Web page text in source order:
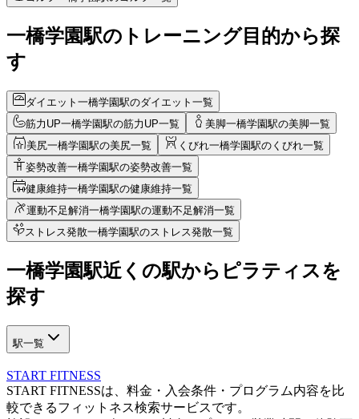
一橋学園駅のトレーニング目的から探
す
ダイエット 一橋学園駅のダイエット一覧
筋力UP一橋学園駅の筋力UP一覧 美脚一橋学園駅の美脚一覧
美尻一橋学園駅の美尻一覧 くびれ一橋学園駅のくびれ一覧
姿勢改善一橋学園駅の姿勢改善一覧
健康維持一橋学園駅の健康維持一覧
運動不足解消一橋学園駅の運動不足解消一覧
ストレス発散一橋学園駅のストレス発散一覧
一橋学園駅近く の駅から ピラティスを
探す
駅一覧
START FITNESS
START FITNESSは、料金・入会条件・プログラム内容を比
較できるフィットネス検索サービスです。